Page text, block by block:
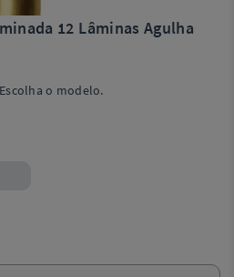
12 Lâminas Agulha
o modelo.